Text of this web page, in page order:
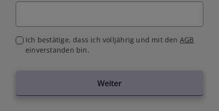
Ich bestätige, dass ich volljährig und mit den AGB
einverstanden bin.
Weiter